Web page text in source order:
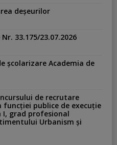
deșeurilor
33.175/23.07.2026
școlarizare Academia de
de recrutare
publice de execuție
I, grad profesional
Urbanism și